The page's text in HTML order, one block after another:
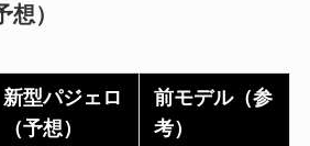
）
新型パジェロ
（予想）
前モデル（参
考）